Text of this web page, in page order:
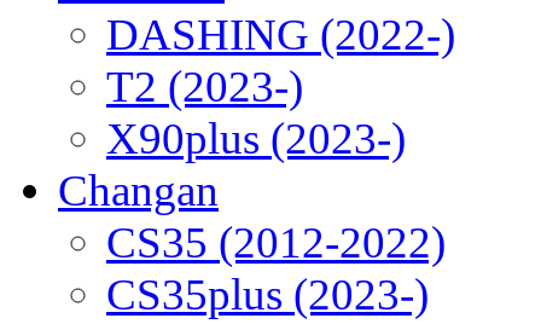
DASHING (2022-)
T2 (2023-)
X90plus (2023-)
Changan
CS35 (2012-2022)
CS35plus (2023-)